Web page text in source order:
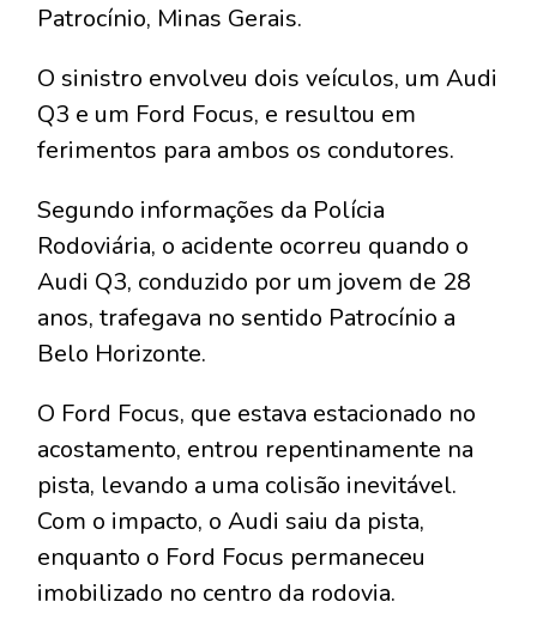
Patrocínio, Minas Gerais.
O sinistro envolveu dois veículos, um Audi
Q3 e um Ford Focus, e resultou em
ferimentos para ambos os condutores.
Segundo informações da Polícia
Rodoviária, o acidente ocorreu quando o
Audi Q3, conduzido por um jovem de 28
anos, trafegava no sentido Patrocínio a
Belo Horizonte.
O Ford Focus, que estava estacionado no
acostamento, entrou repentinamente na
pista, levando a uma colisão inevitável.
Com o impacto, o Audi saiu da pista,
enquanto o Ford Focus permaneceu
imobilizado no centro da rodovia.